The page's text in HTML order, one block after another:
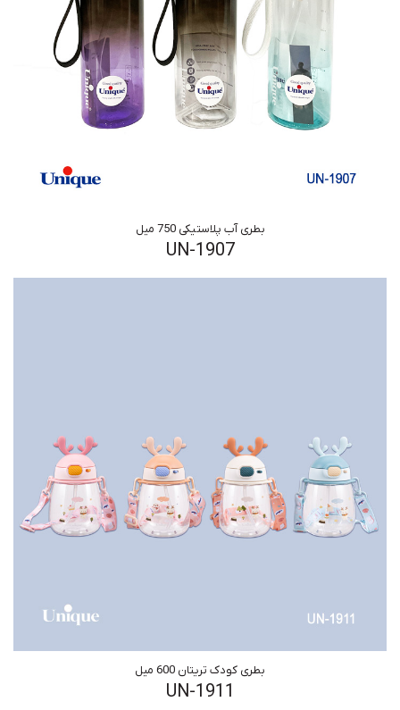
بطری آب پلاستیکی 750 میل
UN-1907
بطری کودک تریتان 600 میل
UN-1911